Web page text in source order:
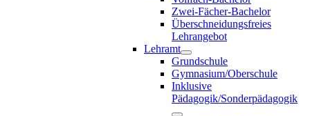
Zwei-Fächer-Bachelor
Überschneidungsfreies
Lehrangebot
Lehramt
Grundschule
Gymnasium/Oberschule
Inklusive
Pädagogik/Sonderpädagogik